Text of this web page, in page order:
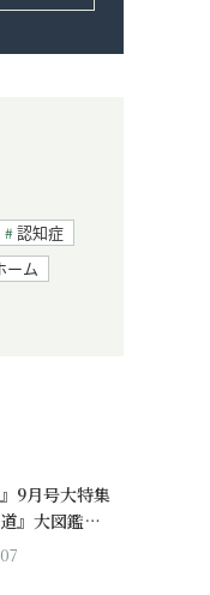
認知症
ーム
』9月号大特集
』大図鑑…